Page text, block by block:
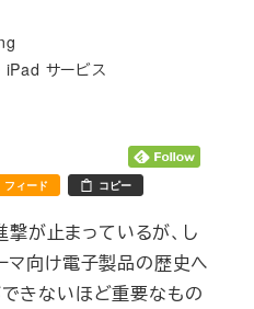
サービス
フィード コピー
が止まっているが、し
マ向け電子製品の歴史へ
きないほど重要なもの